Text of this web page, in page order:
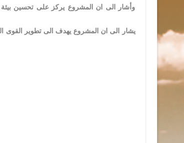
وأشار الى ان المشروع يركز على تحسين بيئة
يشار الى ان المشروع يهدف الى تطوير القوى